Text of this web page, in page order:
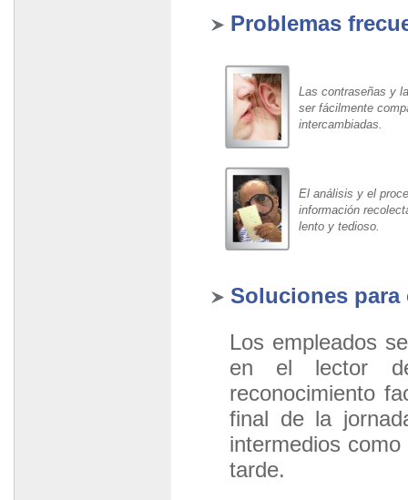
Problemas
Las contraseñas y
ser fácilmente
intercambiadas.
El análisis y el
información
lento y tedioso.
Soluciones
Los empleados
en el lector
reconocimiento
final de la
intermedios
tarde.